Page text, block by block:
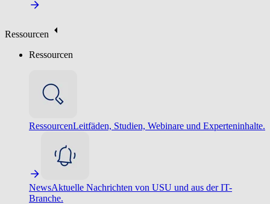
Ressourcen
Ressourcen
RessourcenLeitfäden, Studien, Webinare und Experteninhalte.
NewsAktuelle Nachrichten von USU und aus der IT-
Branche.